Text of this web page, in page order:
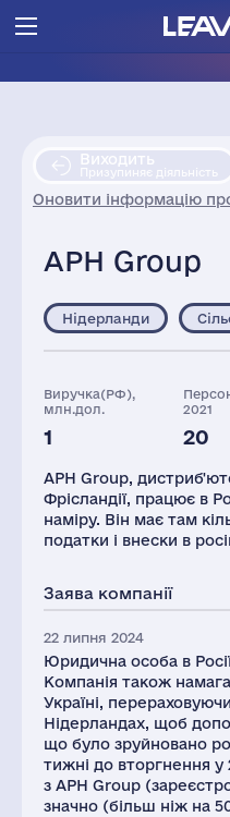
Виходить
Призупиняє діяльність
Оновити інформацію
APH Group
Нідерланди
Виручка(РФ),
млн.дол.
1
2021
20
млн.дол.
1
APH Group,
Фрісландії, працює в
наміру. Він має там
податки і внески в
Заява компанії
22 липня 2024
Юридична особа в
Компанія також
Україні,
Нідерландах, щоб
що було зруйновано
тижні до вторгнення у
з APH Group
значно (більш ніж на